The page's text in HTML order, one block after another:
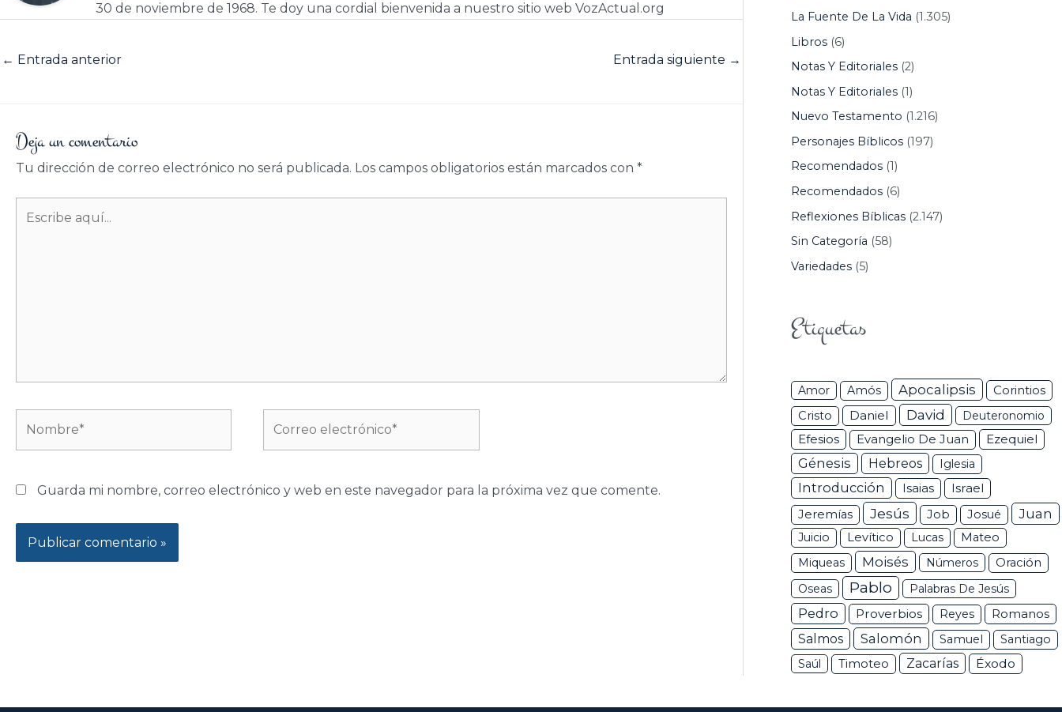
30 de noviembre de 1968. Te doy una cordial bienvenida a nuestro sitio web VozActual.org
← Entrada anterior Entrada siguiente →
Deja un comentario
Tu dirección de correo electrónico no será publicada. Los campos obligatorios están marcados con *
aquí...
electrónico*
Guarda mi nombre, correo electrónico y web en este navegador para la próxima vez que comente.
La Fuente De La Vida (1.305)
Libros(6)
Notas Y Editoriales(2)
Notas Y Editoriales(1)
Nuevo Testamento (1.216)
Personajes Bíblicos(197)
Recomendados(1)
Recomendados(6)
Reflexiones Bíblicas(2.147)
Sin Categoría (58)
Variedades(5)
Etiquetas
Amor Amós Apocalipsis Corintios
Cristo Daniel David Deuteronomio
Efesios Evangelio De Juan Ezequiel
Génesis Hebreos Iglesia
Introducción Isaias Israel
Jeremías Jesús Job Josué Juan
Juicio Levítico Lucas
Mateo
Miqueas
Moisés Números
Oración
Oseas
Pablo Palabras De Jesús
Pedro Proverbios Reyes
Romanos
Salmos
Salomón Samuel
Santiago
Saúl
Timoteo Zacarías Éxodo